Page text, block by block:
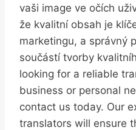
vaši image ve očích​
že‍ kvalitní obsah je
marketingu,‍ a správný
součástí tvorby
looking ‌for a reliable⁣
business or personal
contact ⁤us today. Our‍
translators will ensure